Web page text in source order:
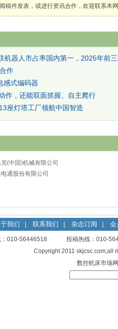
件发表，或进行资讯合作，欢迎联系本
机器人市占率国内第一，2025年前
作
感式编码器
作，还能双面抓握、自主爬行
座灯塔工厂领航中国智造
(中国)机械有限公司
公司
通股份有限公司
我们 联系我们 杂志订阅 会
：010-56446518 投稿热线：
Copyright 2011
数控机床市场网